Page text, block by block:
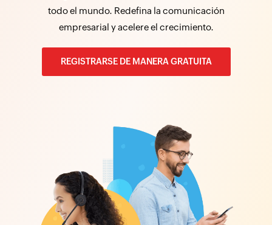
todo el mundo. Redefina la comunicación
empresarial y acelere el crecimiento.
REGISTRARSE DE MANERA GRATUITA